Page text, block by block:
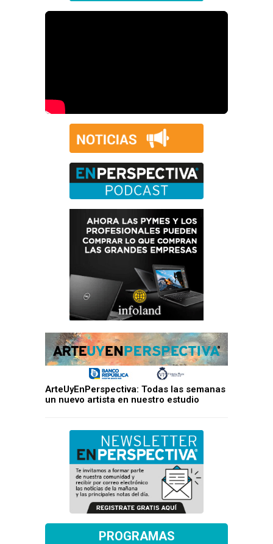
ArteUyEnPerspectiva: Todas las semanas
un nuevo artista en nuestro estudio
PROGRAMAS